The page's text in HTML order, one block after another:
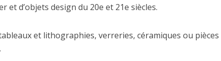
et d’objets design du 20e et 21e siècles.
et lithographies, verreries, céramiques ou pièces